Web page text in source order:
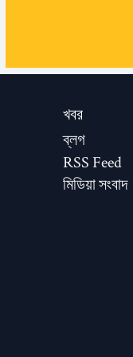
খবর
ব্লগ
RSS Feed
মিডিয়া সংবাদ